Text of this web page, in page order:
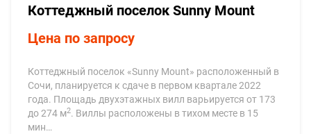
Коттеджный поселок Sunny Mount
Цена по запросу
Коттеджный поселок «Sunny Mount» расположенный в
Сочи, планируется к сдаче в первом квартале 2022
года. Площадь двухэтажных вилл варьируется от 173
до 274 м2. Виллы расположены в тихом месте в 15
мин…